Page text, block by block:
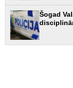
Šogad